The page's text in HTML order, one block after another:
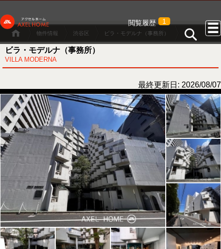
閲覧履歴 1
物件情報 渋谷区 ビラ・モデルナ（事務所）
ビラ・モデルナ（事務所）
VILLA MODERNA
最終更新日: 2026/08/07